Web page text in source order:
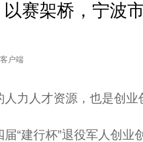
赛架桥，宁波
户端
力人才资源，也是创业
建行杯”退役军人创业